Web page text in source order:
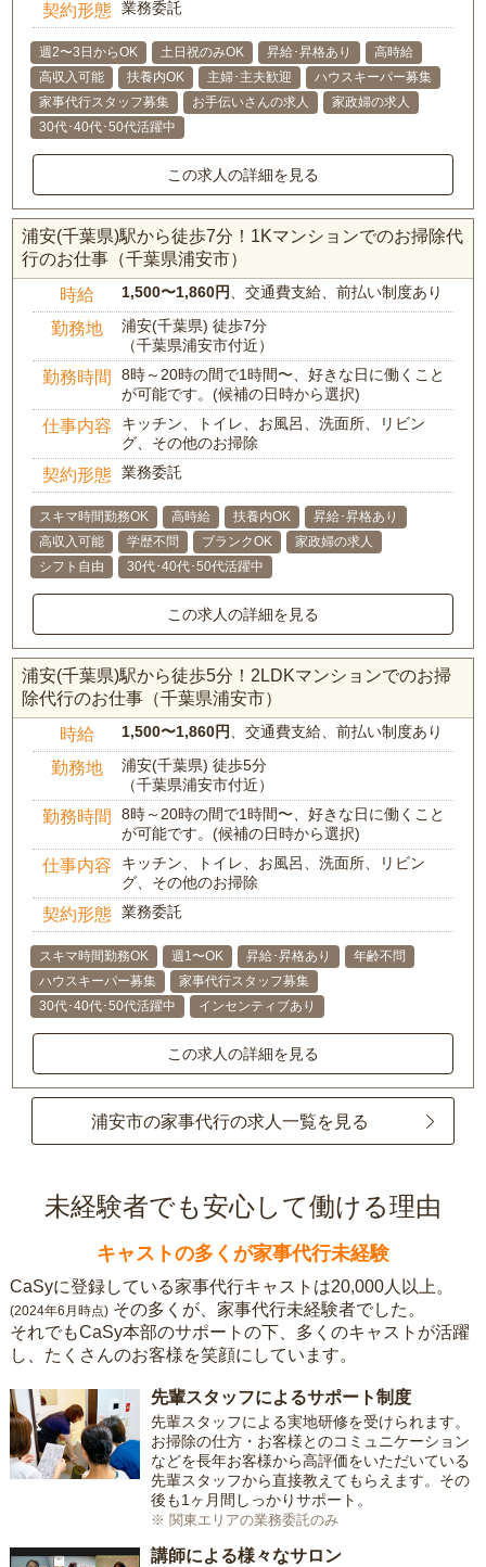
契約形態 業務委託
週2〜3日からOK 土日祝のみOK 昇給･昇格あり
高時給
高収入可能
扶養内OK 主婦･主夫歓迎
ハウスキーパー募集
家事代行スタッフ募集
お手伝いさんの求人
家政婦の求人
30代･40代･50代活躍中
この求人の詳細を見る
浦安(千葉県)駅から徒歩7分！1Kマンションでのお掃除代
行のお仕事（千葉県浦安市）
時給 1,500〜1,860円 、交通費支給、前払い制度あり
勤務地
浦安(千葉県) 徒歩7分
（千葉県浦安市付近）
勤務時間
8時～20時の間で1時間〜、好きな日に働くこと
が可能です。(候補の日時から選択)
仕事内容
キッチン、トイレ、お風呂、洗面所、リビン
グ、その他のお掃除
契約形態 業務委託
スキマ時間勤務OK 高時給 扶養内OK
昇給･昇格あり
高収入可能
学歴不問 ブランクOK
家政婦の求人
シフト自由
30代･40代･50代活躍中
この求人の詳細を見る
浦安(千葉県)駅から徒歩5分！2LDKマンションでのお掃
除代行のお仕事（千葉県浦安市）
時給 1,500〜1,860円 、交通費支給、前払い制度あり
勤務地
浦安(千葉県) 徒歩5分
（千葉県浦安市付近）
勤務時間
8時～20時の間で1時間〜、好きな日に働くこと
が可能です。(候補の日時から選択)
仕事内容
キッチン、トイレ、お風呂、洗面所、リビン
グ、その他のお掃除
契約形態 業務委託
スキマ時間勤務OK 週1〜OK 昇給･昇格あり
年齢不問
ハウスキーパー募集
家事代行スタッフ募集
30代･40代･50代活躍中
インセンティブあり
この求人の詳細を見る
浦安市の家事代行の求人一覧を見る
未経験者でも安心して働ける理由
キャストの多くが家事代行未経験
CaSyに登録している家事代行キャストは20,000人以上。
(2024年6月時点) その多くが、家事代行未経験者でした。
それでもCaSy本部のサポートの下、多くのキャストが活躍
し、たくさんのお客様を笑顔にしています。
先輩スタッフによるサポート制度
先輩スタッフによる実地研修を受けられます。
お掃除の仕方・お客様とのコミュニケーション
などを長年お客様から高評価をいただいている
先輩スタッフから直接教えてもらえます。その
後も1ヶ月間しっかりサポート。
※ 関東エリアの業務委託のみ
講師による様々なサロン